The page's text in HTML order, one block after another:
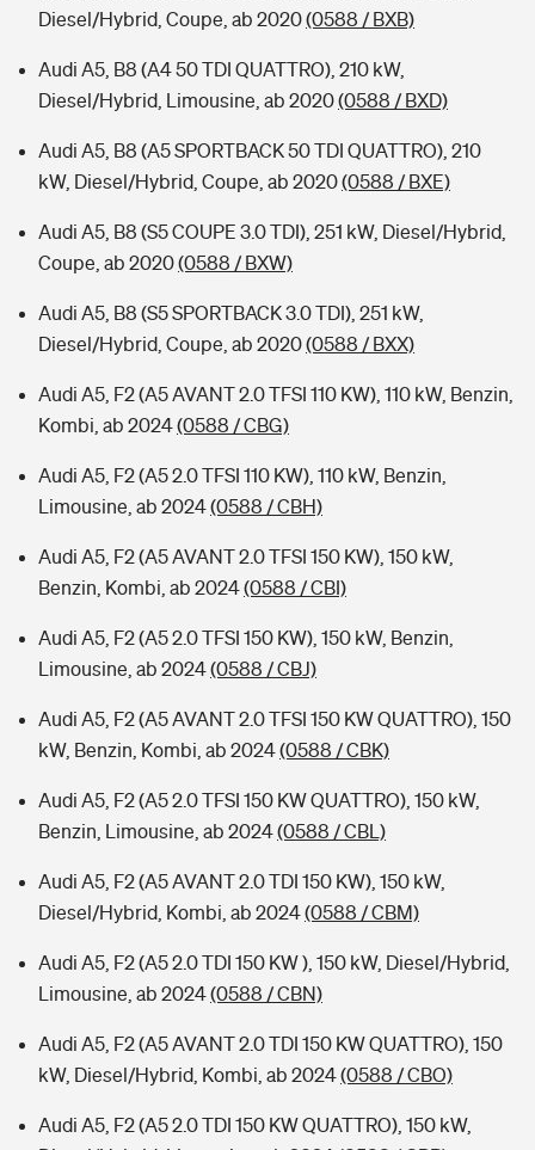
Diesel/Hybrid, Coupe, ab 2020(0588 / BXB)
Audi A5, B8 (A4 50 TDI QUATTRO), 210 kW,
Diesel/Hybrid, Limousine, ab 2020(0588 / BXD)
Audi A5, B8 (A5 SPORTBACK 50 TDI QUATTRO), 210
kW, Diesel/Hybrid, Coupe, ab 2020(0588 / BXE)
Audi A5, B8 (S5 COUPE 3.0 TDI), 251 kW, Diesel/Hybrid,
Coupe, ab 2020(0588 / BXW)
Audi A5, B8 (S5 SPORTBACK 3.0 TDI), 251 kW,
Diesel/Hybrid, Coupe, ab 2020(0588 / BXX)
Audi A5, F2 (A5 AVANT 2.0 TFSI 110 KW), 110 kW, Benzin,
Kombi, ab 2024(0588 / CBG)
Audi A5, F2 (A5 2.0 TFSI 110 KW), 110 kW, Benzin,
Limousine, ab 2024(0588 / CBH)
Audi A5, F2 (A5 AVANT 2.0 TFSI 150 KW), 150 kW,
Benzin, Kombi, ab 2024(0588 / CBI)
Audi A5, F2 (A5 2.0 TFSI 150 KW), 150 kW, Benzin,
Limousine, ab 2024(0588 / CBJ)
Audi A5, F2 (A5 AVANT 2.0 TFSI 150 KW QUATTRO), 150
kW, Benzin, Kombi, ab 2024(0588 / CBK)
Audi A5, F2 (A5 2.0 TFSI 150 KW QUATTRO), 150 kW,
Benzin, Limousine, ab 2024(0588 / CBL)
Audi A5, F2 (A5 AVANT 2.0 TDI 150 KW), 150 kW,
Diesel/Hybrid, Kombi, ab 2024(0588 / CBM)
Audi A5, F2 (A5 2.0 TDI 150 KW ), 150 kW, Diesel/Hybrid,
Limousine, ab 2024(0588 / CBN)
Audi A5, F2 (A5 AVANT 2.0 TDI 150 KW QUATTRO), 150
kW, Diesel/Hybrid, Kombi, ab 2024(0588 / CBO)
Audi A5, F2 (A5 2.0 TDI 150 KW QUATTRO), 150 kW,